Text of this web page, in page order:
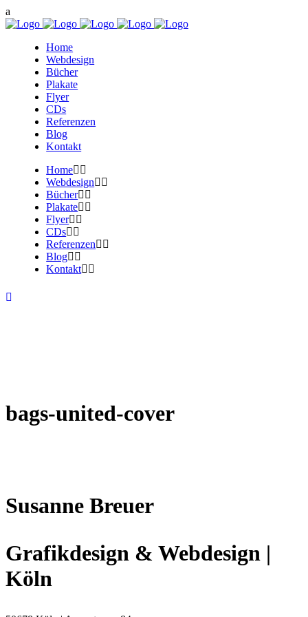
Home
Webdesign
Bücher
Plakate
Flyer
CDs
Referenzen
Blog
Kontakt
Home
Webdesign
Bücher
Plakate
Flyer
CDs
Referenzen
Blog
Kontakt
bags-united-cover
Susanne Breuer
Grafikdesign & Webdesign |
Köln